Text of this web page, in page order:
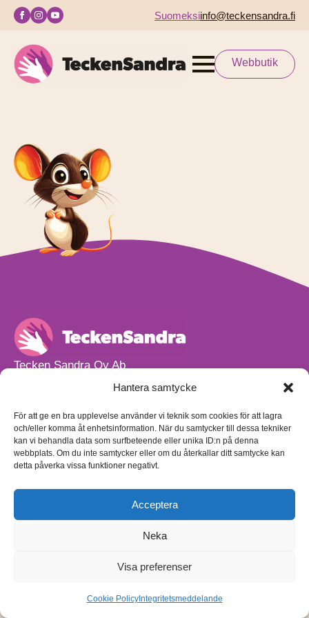
Hantera samtycke
För att ge en bra upplevelse använder vi teknik som cookies för att lagra
och/eller komma åt enhetsinformation. När du samtycker till dessa tekniker
kan vi behandla data som surfbeteende eller unika ID:n på denna
webbplats. Om du inte samtycker eller om du återkallar ditt samtycke kan
detta påverka vissa funktioner negativt.
Acceptera
Neka
Visa preferenser
Cookie PolicyIntegritetsmeddelande
Suomeksiinfo@teckensandra.fi
Webbutik
Tecken Sandra Oy Ab
info@teckensandra.fi
Vårt verksamhetsutrymme HÖRNAN ligger i Sibbo.
Torpvägen 9 B 13,
01150 Söderkulla
Beställnings- och leveransvillkor
Sekretesspolicy
(på finska)